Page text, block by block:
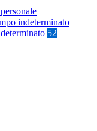
indeterminato
52